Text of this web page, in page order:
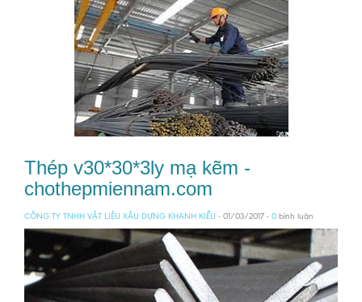
Thép v30*30*3ly mạ kẽm -
chothepmiennam.com
CÔNG TY TNHH VẬT LIỆU XÂU DỰNG KHANH KIỀU - 01/03/2017 - 0 bình luận